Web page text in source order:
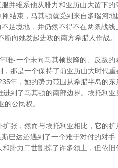
并维系他从腓力和亚历山大留下的
结束，马其顿就受到来自多瑙河地
足境地，并仍然不得不在两条战线
向她发起进攻的南方希腊人作战。
-一个未向马其顿投降的、反叛的
那是一个保持了前亚历山大时代重
年，她的势力范围从希腊半岛的东
到了马其顿的南部边界。埃托利亚
公民权。
张，然而与埃托利亚相比，它的扩
巴达还遇到了一个难于对付的对手
腓力二世割掠了许多领土，但依旧